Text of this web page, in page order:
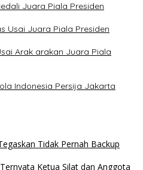
Juara Piala Presiden
Usai Juara Piala Presiden
Arak arakan Juara Piala
Indonesia Persija Jakarta
Tidak Pernah Backup
Ketua Silat dan Anggota